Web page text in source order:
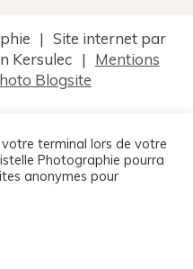
| Site internet par
Kersulec |
Mentions
Blogsite
terminal lors de votre
Photographie pourra
anonymes pour